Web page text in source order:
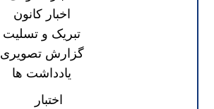
اخبار کانون
تبریک و تسلیت
گزارش تصویری
یادداشت ها
اختبار